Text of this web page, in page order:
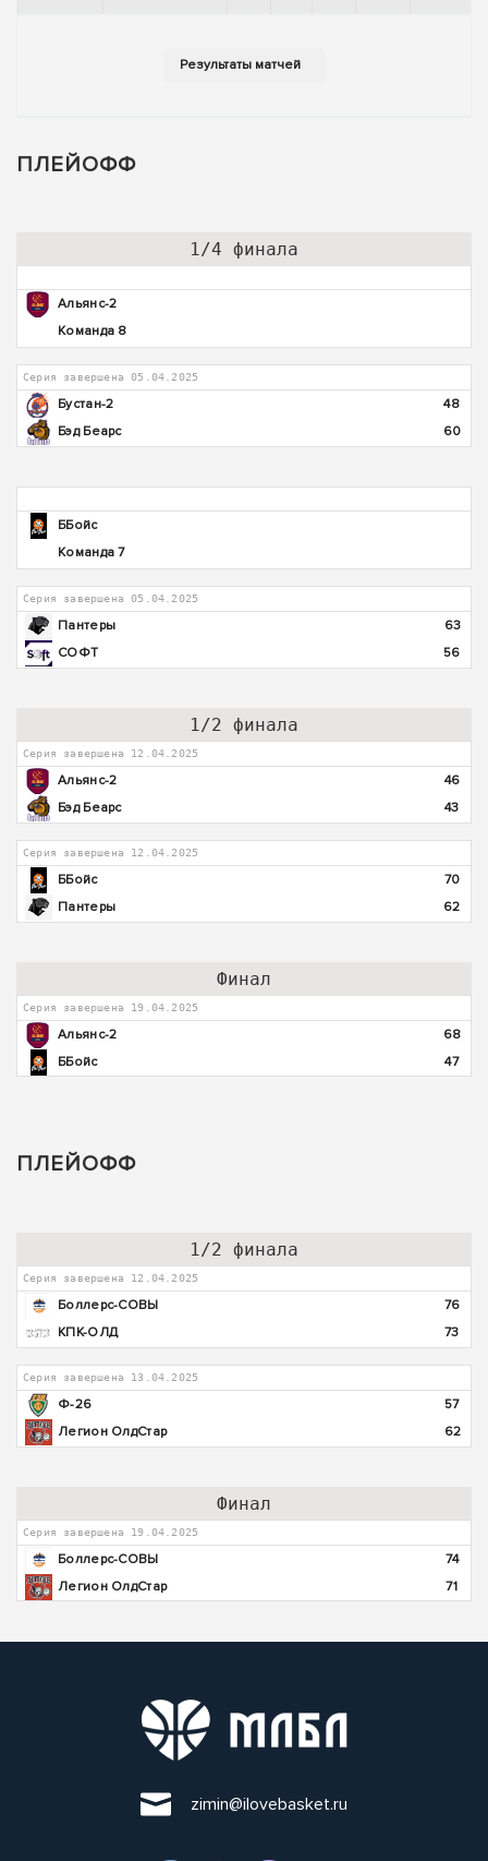
ПЛЕЙОФФ
1/4 финала
Альянс-2
Команда 8
Серия завершена 05.04.2025
Бустан-2
48
Бэд Беарс
60
ББойс
Команда 7
Серия завершена 05.04.2025
Пантеры
63
СОФТ
56
1/2 финала
Серия завершена 12.04.2025
Альянс-2
46
Бэд Беарс
43
Серия завершена 12.04.2025
ББойс
70
Пантеры
62
Финал
Серия завершена 19.04.2025
Альянс-2
68
ББойс
47
ПЛЕЙОФФ
1/2 финала
Серия завершена 12.04.2025
Боллерс-СОВЫ
76
КПК-ОЛД
73
Серия завершена 13.04.2025
Ф-26
57
Легион ОлдСтар
62
Финал
Серия завершена 19.04.2025
Боллерс-СОВЫ
74
Легион ОлдСтар
71
zimin@ilovebasket.ru